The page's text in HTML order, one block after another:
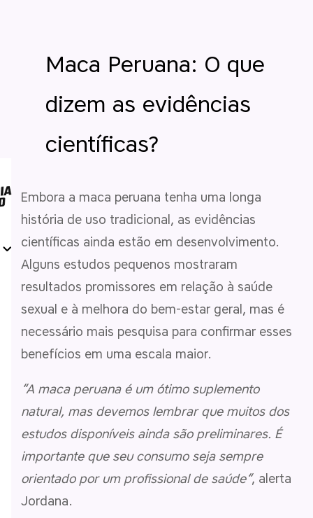
Maca Peruana: O que
dizem as evidências
científicas?
Embora a maca peruana tenha uma longa
história de uso tradicional, as evidências
científicas ainda estão em desenvolvimento.
Alguns estudos pequenos mostraram
resultados promissores em relação à saúde
sexual e à melhora do bem-estar geral, mas é
necessário mais pesquisa para confirmar esses
benefícios em uma escala maior.
“A maca peruana é um ótimo suplemento
natural, mas devemos lembrar que muitos dos
estudos disponíveis ainda são preliminares. É
importante que seu consumo seja sempre
orientado por um profissional de saúde“, alerta
Jordana.